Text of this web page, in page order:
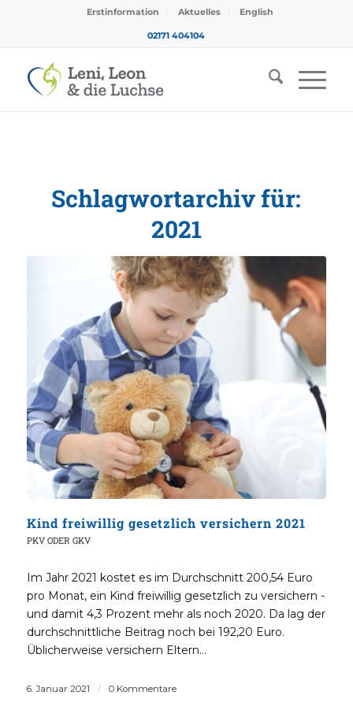
Erstinformation Aktuelles English
02171 404104
Schlagwortarchiv für:
2021
Kind freiwillig gesetzlich versichern 2021
PKV ODER GKV
Im Jahr 2021 kostet es im Durchschnitt 200,54 Euro
pro Monat, ein Kind freiwillig gesetzlich zu versichern -
und damit 4,3 Prozent mehr als noch 2020. Da lag der
durchschnittliche Beitrag noch bei 192,20 Euro.
Üblicherweise versichern Eltern…
6. Januar 2021 / 0 Kommentare